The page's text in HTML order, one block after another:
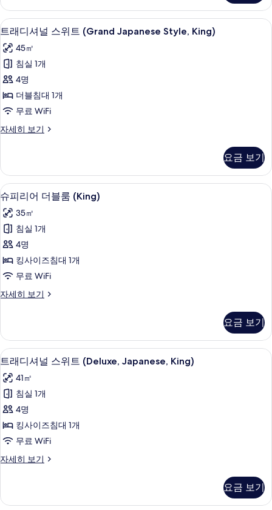
모
두
보
기
널
룸
(Grand
Japanese)
자
세
히
보
기
트
래
디
셔
널
스
트
Japanese
Style,
King)
사
진
모
두
보
객실 내 금고, 책상, 다리미/다리미판,
14
트래디셔널 스위트 (Grand Japanese Style, King)
45㎡
침실 1개
4명
더블침대 1개
무료 WiFi
자세히 보기
트
널
스
위
트
(Grand
Japanese
Style,
King)
자
세
히
보
요금 보기
슈
피
리
어
더
블
(King)
진
모
두
보
기
객실 내 금고, 책상, 다리미/다리미판,
11
슈피리어 더블룸 (King)
35㎡
침실 1개
4명
킹사이즈침대 1개
무료 WiFi
자세히 보기
슈
더
블
룸
(King)
자
세
히
보
기
요금 보기
트
래
디
셔
널
스
트
Japanese,
객실 내 금고, 책상, 다리미/다리미판,
11
트래디셔널 스위트 (Deluxe, Japanese, King)
41㎡
침실 1개
4명
킹사이즈침대 1개
무료 WiFi
자세히 보기
트
널
요금 보기